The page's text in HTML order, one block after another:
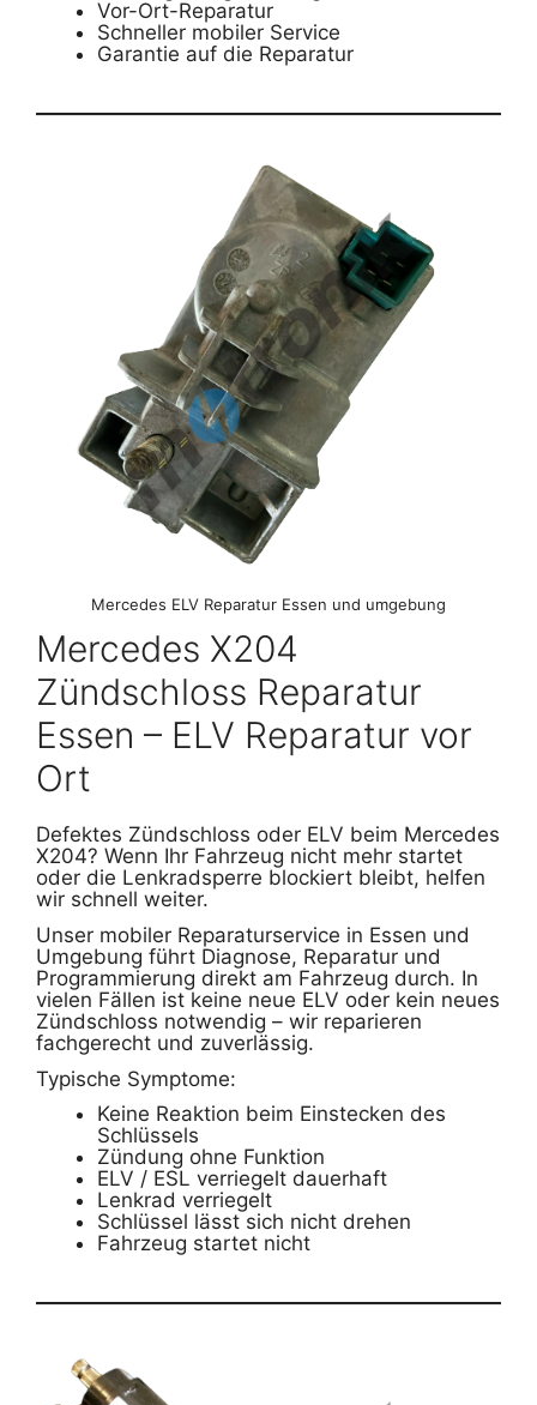
Vor-Ort-Reparatur
Schneller mobiler Service
Garantie auf die Reparatur
Mercedes ELV Reparatur Essen und umgebung
Mercedes X204
Zündschloss Reparatur
Essen – ELV Reparatur vor
Ort
Defektes Zündschloss oder ELV beim Mercedes
X204? Wenn Ihr Fahrzeug nicht mehr startet
oder die Lenkradsperre blockiert bleibt, helfen
wir schnell weiter.
Unser mobiler Reparaturservice in Essen und
Umgebung führt Diagnose, Reparatur und
Programmierung direkt am Fahrzeug durch. In
vielen Fällen ist keine neue ELV oder kein neues
Zündschloss notwendig – wir reparieren
fachgerecht und zuverlässig.
Typische Symptome:
Keine Reaktion beim Einstecken des
Schlüssels
Zündung ohne Funktion
ELV / ESL verriegelt dauerhaft
Lenkrad verriegelt
Schlüssel lässt sich nicht drehen
Fahrzeug startet nicht